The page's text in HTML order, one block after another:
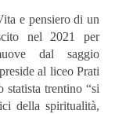
e pensiero di un
nel 2021 per
dal saggio
al liceo Prati
statista trentino “si
della spiritualità,